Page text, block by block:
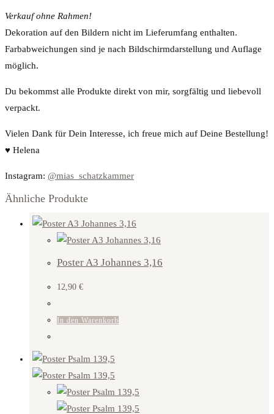
Verkauf ohne Rahmen!
Dekoration auf den Bildern nicht im Lieferumfang enthalten.
Farbabweichungen sind je nach Bildschirmdarstellung und Auflage
möglich.
Du bekommst alle Produkte direkt von mir, sorgfältig und liebevoll
verpackt.
Vielen Dank für Dein Interesse, ich freue mich auf Deine Bestellung!
♥ Helena
Instagram: @mias_schatzkammer
Ähnliche Produkte
Poster A3 Johannes 3,16
12,90 €
In den Warenkorb